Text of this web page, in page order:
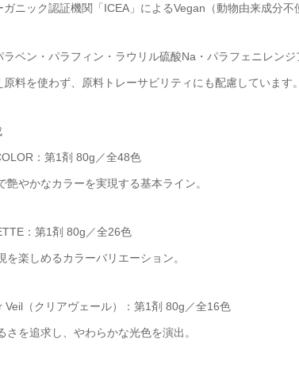
ニック認証機関「ICEA」によるVegan（動物由来成分不
ベン・パラフィン・ラウリル硫酸Na・パラフェニレンジ
料を使わず、原料トレーサビリティにも配慮しています。
：第1剤 80g／全48色
艶やかなカラーを実現する基本ライン。
：第1剤 80g／全26色
を楽しめるカラーバリエーション。
Veil（クリアヴェール）：第1剤 80g／全16色
さを追求し、やわらかな光色を演出。